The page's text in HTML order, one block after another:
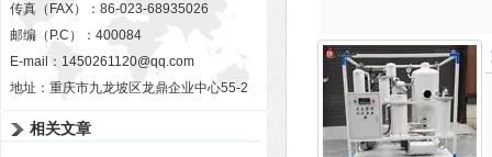
传真（FAX）：86-023-68935026
邮编（P.C）：400084
E-mail： 1450261120@qq.com
地址：重庆市九龙坡区龙鼎企业中心55-2
相关文章